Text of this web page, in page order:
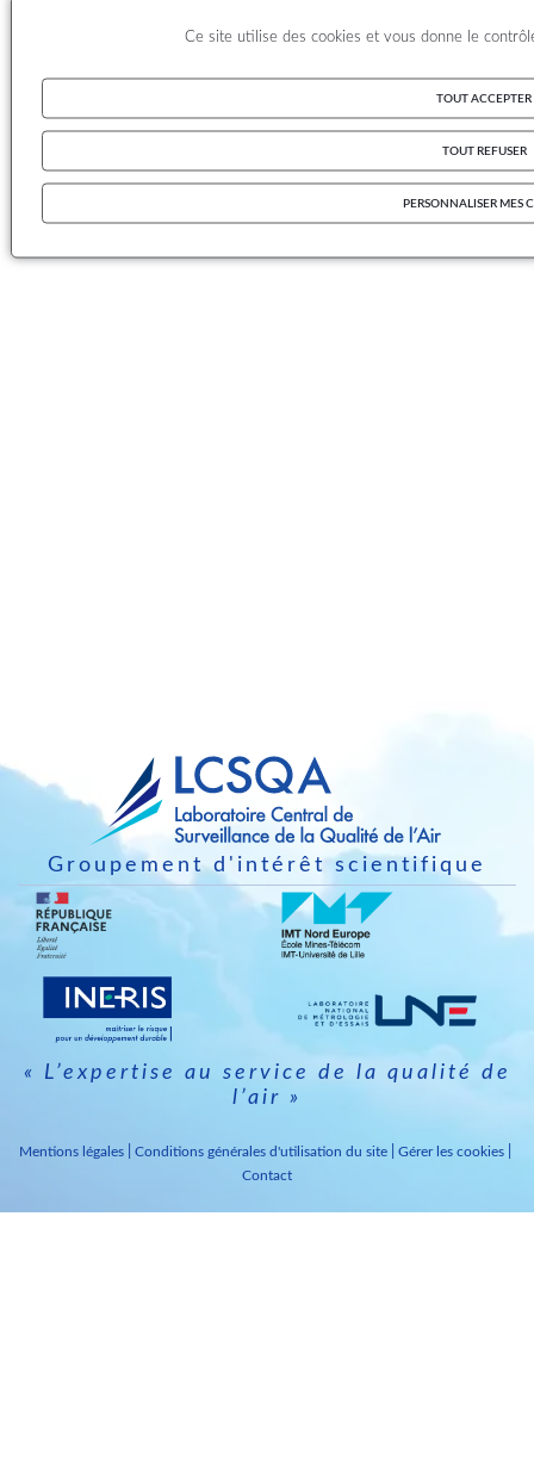
Groupement d'intérêt scientifique
Image Image
Image
Image
« L’expertise au service de la qualité de
l’air »
Mentions légales Conditions générales d'utilisation du site
Gérer les cookies
Contact
Ce site utilise des cookies et vous donne le
TOUT ACCEPTER
TOUT REFUSER
PERSONNALISER MES